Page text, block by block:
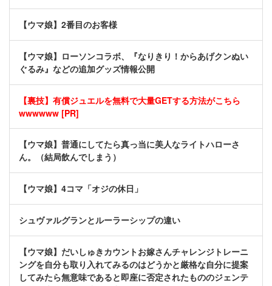
【ウマ娘】2番目のお客様
【ウマ娘】ローソンコラボ、『なりきり！からあげクンぬい
ぐるみ』などの追加グッズ情報公開
【裏技】有償ジュエルを無料で大量GETする方法がこちら
wwwwww [PR]
【ウマ娘】普通にしてたら真っ当に美人なライトハローさ
ん。（結局飲んでしまう）
【ウマ娘】4コマ「オジの休日」
シュヴァルグランとルーラーシップの違い
【ウマ娘】だいしゅきカウントお嫁さんチャレンジトレーニ
ングを自分も取り入れてみるのはどうかと厳格な自分に提案
してみたら無意味であると即座に否定されたもののジェンテ